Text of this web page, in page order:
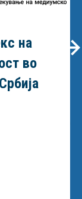
на
во